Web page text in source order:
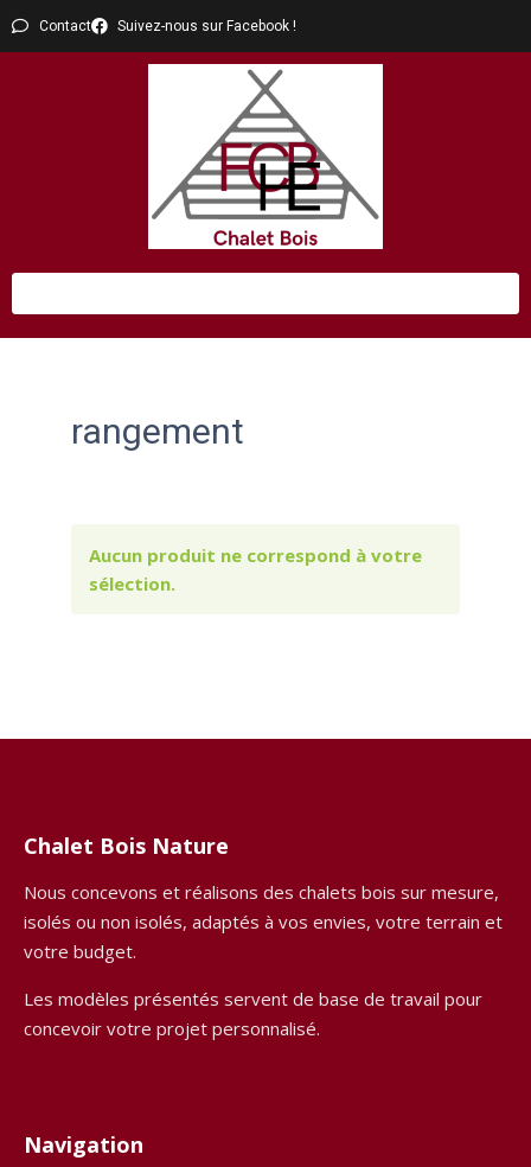
Contact Suivez-nous sur Facebook !
rangement
Aucun produit ne correspond à votre
sélection.
Chalet Bois Nature
Nous concevons et réalisons des chalets bois sur mesure,
isolés ou non isolés, adaptés à vos envies, votre terrain et
votre budget.
Les modèles présentés servent de base de travail pour
concevoir votre projet personnalisé.
Navigation